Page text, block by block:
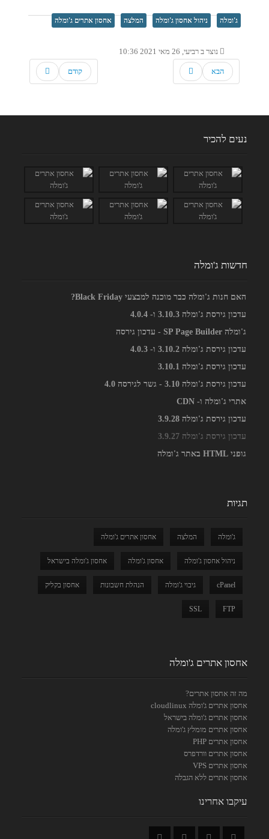
ג'ומלה ניהול אחסון ג'ומלה המלצה אחסון אתרים ג'ומלה
נוצר ב רביעי, 26 מאי 2021 10:36
קודם הבא
נעים להכיר
חדשות ג'ומלה
האם חנות ג'ומלה כבר מוכנה למבצעי Black Friday?
עדכון גירסת ג'ומלה 3.10.3 ו- 4.0.4
ג'ומלה SP Page Builder - עדכון גירסה
עדכון גירסת ג'ומלה 3.10.2 ו- 4.0.3
עדכון גירסת ג'ומלה 3.10.1
עדכון גירסת ג'ומלה 3.10 - גשר לגירסה 4.0
אתרי ג'ומלה ו- CDN
עדכון גירסת ג'ומלה 3.9.28
עדכון גירסת ג'ומלה 3.9.27
גופני HTML באתר ג'ומלה
תגיות
ג'ומלה המלצה אחסון אתרים ג'ומלה
ניהול אחסון ג'ומלה אחסון ג'ומלה אחסון ג'ומלה בישראל
cPanel גיבוי ג'ומלה הנהלת חשבונות אחסון בקליק
FTP
SSL
אחסון אתרים ג'ומלה
מה זה אחסון אתרים?
אחסון אתרים ג'ומלה cloudlinux
אחסון אתרים ג'ומלה בישראל
אחסון אתרים מומלץ ג'ומלה
אחסון אתרים PHP
אחסון אתרים וורדפרס
אחסון אתרים VPS
אחסון אתרים ללא הגבלה
עיקבו אחרינו